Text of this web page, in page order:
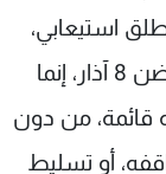
استيعابي،
لأن لا مصلحة في رمي البطريرك في حضن 8 آذار، إنما
قائمة، من دون
أو تسليط